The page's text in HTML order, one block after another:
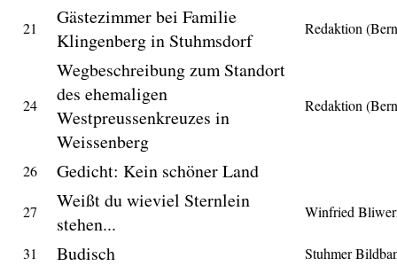
21
Gästezimmer bei Familie
Klingenberg in Stuhmsdorf
Redaktion
24
Wegbeschreibung zum Standort
des ehemaligen
Westpreussenkreuzes in
Weissenberg
Redaktion
26 Gedicht: Kein schöner Land
27
Weißt du wieviel Sternlein
stehen...
Winfried
31 Budisch Stuhmer